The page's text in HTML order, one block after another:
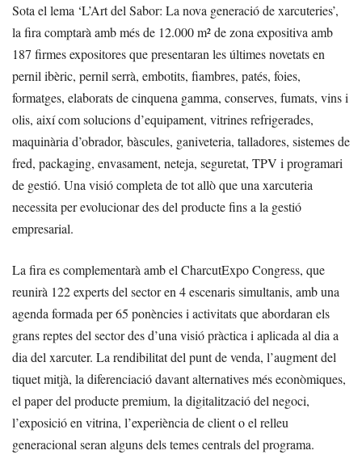
Sota el lema ‘L’Art del Sabor: La nova generació de xarcuteries’,
la fira comptarà amb més de 12.000 m² de zona expositiva amb
187 firmes expositores que presentaran les últimes novetats en
pernil ibèric, pernil serrà, embotits, fiambres, patés, foies,
formatges, elaborats de cinquena gamma, conserves, fumats, vins i
olis, així com solucions d’equipament, vitrines refrigerades,
maquinària d’obrador, bàscules, ganiveteria, talladores, sistemes de
fred, packaging, envasament, neteja, seguretat, TPV i programari
de gestió. Una visió completa de tot allò que una xarcuteria
necessita per evolucionar des del producte fins a la gestió
empresarial.
La fira es complementarà amb el CharcutExpo Congress, que
reunirà 122 experts del sector en 4 escenaris simultanis, amb una
agenda formada per 65 ponències i activitats que abordaran els
grans reptes del sector des d’una visió pràctica i aplicada al dia a
dia del xarcuter. La rendibilitat del punt de venda, l’augment del
tiquet mitjà, la diferenciació davant alternatives més econòmiques,
el paper del producte premium, la digitalització del negoci,
l’exposició en vitrina, l’experiència de client o el relleu
generacional seran alguns dels temes centrals del programa.